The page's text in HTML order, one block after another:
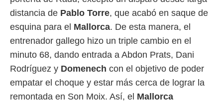
e
mediante
publicidad
distancia de Pablo Torre, que acabó en saque de
esquina para el Mallorca. De esta manera, el
entrenador gallego hizo un triple cambio en el
minuto 68, dando entrada a Abdon Prats, Dani
Rodríguez y Domenech con el objetivo de poder
empatar el choque y estar más cerca de lograr la
remontada en Son Moix. Así, el Mallorca